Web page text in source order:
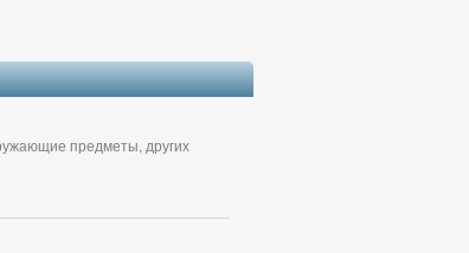
предметы, других